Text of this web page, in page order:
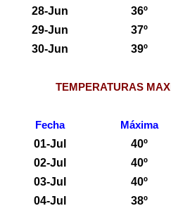
28-Jun
36º
29-Jun
37º
30-Jun
39º
TEMPERATURAS
Fecha Máxima
01-Jul 40º
02-Jul
40º
03-Jul
40º
04-Jul
38º